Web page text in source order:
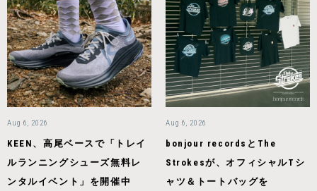
Aug 6, 2026
KEEN、高尾ベースで「トレイ
ルランニングシューズ無料レ
ンタルイベント」を開催中
Aug 6, 2026
bonjour recordsとThe
Strokesが、オフィシャルTシ
ャツ＆トートバッグを